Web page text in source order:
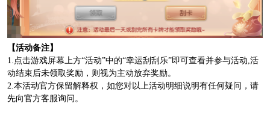
【活动备注】
1.点击游戏屏幕上方“活动”中的“幸运刮刮乐”即可查看并参与活动,活
动结束后未领取奖励，则视为主动放弃奖励。
2.本活动官方保留解释权，如您对以上活动明细说明有任何疑问，请
先向官方客服询问。